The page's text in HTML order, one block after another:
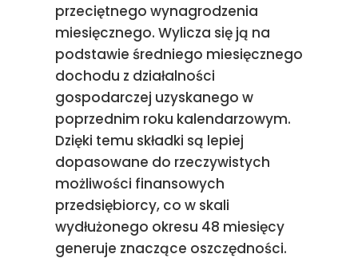
przeciętnego wynagrodzenia
miesięcznego. Wylicza się ją na
podstawie średniego miesięcznego
dochodu z działalności
gospodarczej uzyskanego w
poprzednim roku kalendarzowym.
Dzięki temu składki są lepiej
dopasowane do rzeczywistych
możliwości finansowych
przedsiębiorcy, co w skali
wydłużonego okresu 48 miesięcy
generuje znaczące oszczędności.